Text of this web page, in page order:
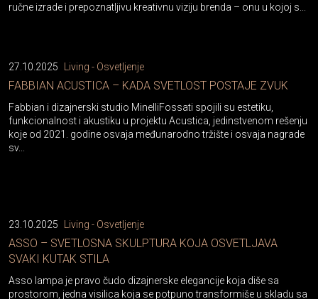
ručne izrade i prepoznatljivu kreativnu viziju brenda – onu u kojoj s...
27.10.2025 Living - Osvetljenje
FABBIAN ACUSTICA – KADA SVETLOST POSTAJE ZVUK
Fabbian i dizajnerski studio MinelliFossati spojili su estetiku,
funkcionalnost i akustiku u projektu Acustica, jedinstvenom rešenju
koje od 2021. godine osvaja međunarodno tržište i osvaja nagrade
sv...
23.10.2025 Living - Osvetljenje
ASSO – SVETLOSNA SKULPTURA KOJA OSVETLJAVA
SVAKI KUTAK STILA
Asso lampa je pravo čudo dizajnerske elegancije koja diše sa
prostorom, jedna visilica koja se potpuno transformiše u skladu sa